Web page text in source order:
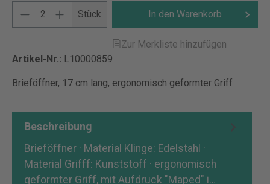
Stück In den Warenkorb
Zur Merkliste hinzufügen
Artikel-Nr.: L10000859
Brieföffner, 17 cm lang, ergonomisch geformter Griff
Beschreibung
Brieföffner · Material Klinge: Edelstahl ·
Material Grifff: Kunststoff · ergonomisch
geformter Griff, mit Aufdruck "Maped" i…